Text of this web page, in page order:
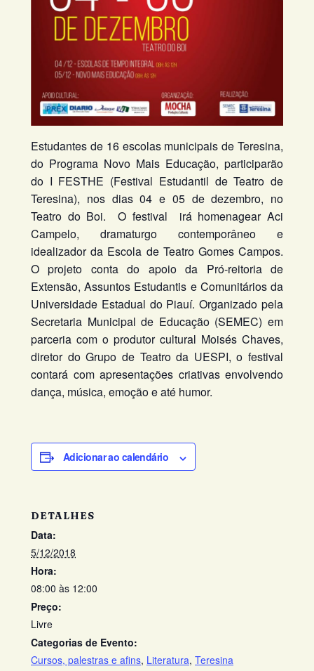
Estudantes de 16 escolas municipais de Teresina,
do Programa Novo Mais Educação, participarão
do I FESTHE (Festival Estudantil de Teatro de
Teresina), nos dias 04 e 05 de dezembro, no
Teatro do Boi. O festival irá homenagear Aci
Campelo, dramaturgo contemporâneo e
idealizador da Escola de Teatro Gomes Campos.
O projeto conta do apoio da Pró-reitoria de
Extensão, Assuntos Estudantis e Comunitários da
Universidade Estadual do Piauí. Organizado pela
Secretaria Municipal de Educação (SEMEC) em
parceria com o produtor cultural Moisés Chaves,
diretor do Grupo de Teatro da UESPI, o festival
contará com apresentações criativas envolvendo
dança, música, emoção e até humor.
Adicionar ao calendário
DETALHES
Data:
5/12/2018
Hora:
08:00 às 12:00
Preço:
Livre
Categorias de Evento:
Cursos, palestras e afins, Literatura, Teresina